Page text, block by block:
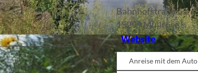
Seenland Oder-Spree
Bahnhofstraße 61
15299Müllrose
Website
Anreise mit dem Auto